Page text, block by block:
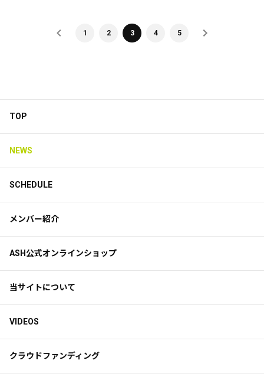
1 2 3 4 5
TOP
NEWS
SCHEDULE
メンバー紹介
ASH公式オンラインショップ
当サイトについて
VIDEOS
クラウドファンディング